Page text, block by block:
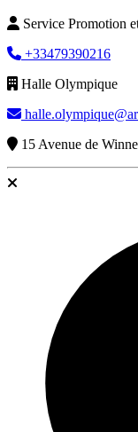
Service Promotion
+33479390216
Halle Olympique
15 Avenue de